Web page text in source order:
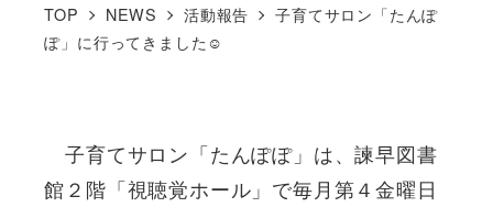
TOP NEWS 活動報告
子育てサロン「たんぽ
ぽ」に行ってきました☺
子育てサロン「たんぽぽ」は、諫早図書
館２階「視聴覚ホール」で毎月第４金曜日